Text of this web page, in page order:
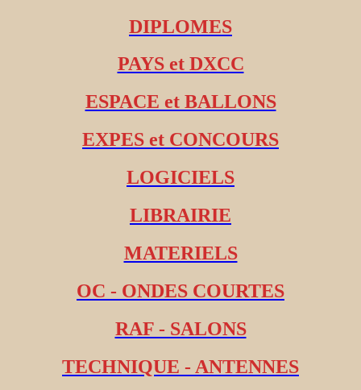
DIPLOMES
PAYS et DXCC
ESPACE et BALLONS
EXPES et CONCOURS
LOGICIELS
LIBRAIRIE
MATERIELS
OC - ONDES COURTES
RAF - SALONS
TECHNIQUE - ANTENNES